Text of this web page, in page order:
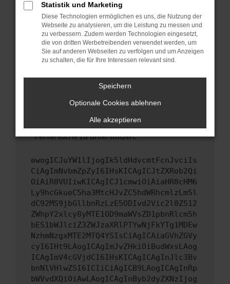
Betriebssystem auf dem neuesten Stand
sind.
Veraltete Software birgt nicht nur ein
Sicherheitsrisiko, sondern kann auch dazu
führen, dass bestimmte Funktionen nicht mehr
unterstützt werden.
Wende dich an den Webseitenbetreiber.
Wenn du alle oben genannten Schritte versucht
hast, kontaktiere uns bitte. Wir werden
uns diesen Text schicken, um uns bei der
Fehlersuche zu unterstützen:
ewogICJuYW1lIjogIk5ldHdvcmtFcnJvciIs
CiAgImNvbmZpZyI6IHsKICAgICJtZXRob2Qi
OiAiR0VUIiwKICAgICJ1cmwiOiAiaHR0cHM6
Ly9hcGkueC5ha3MtcHJvZC5hdWRhcmlzLm5l
dC92MS9jbGllbnRzLzE5ODIvd2Vic2l0ZS12
ZWhpY2xlcy8yMTE1OD9maWVsZD1pbnRlcm5h
bE51bWJlciZ3ZWJzaXRlPTYwNjFkYTg1MDEw
NzhmNzgxMTE2MTQ4YSIsCiAgICAiaGVhZGVy
cyI6IHt9LAogICAgImJvZHkiOiBudWxsLAog
ICAgImV4cGVjdCI6IHsKICAgICAgInJlc3Bv
bnNlVHlwZSI6ICIiCiAgICB9LAogICAgInRp
bWVvdXQiOiAwLAogICAgInByb2dyZXNzIjog
Statistik und Marketing
Diese Technologien ermöglichen es uns, die Nutzung der
Webseite zu analysieren, um die Leistung zu messen und
zu verbessern. Zudem werden Technologien eingesetzt,
die von dritten Werbetreibenden verwendet werden, um
Sie auf anderen Webseiten zu verfolgen und um Anzeigen
zu schalten, die für Ihre Interessen relevant sind.
Speichern
Optionale Cookies ablehnen
Alle akzeptieren